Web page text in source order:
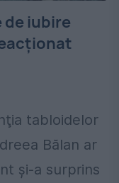
iubire
tabloidelor
Bălan ar
și-a surprins